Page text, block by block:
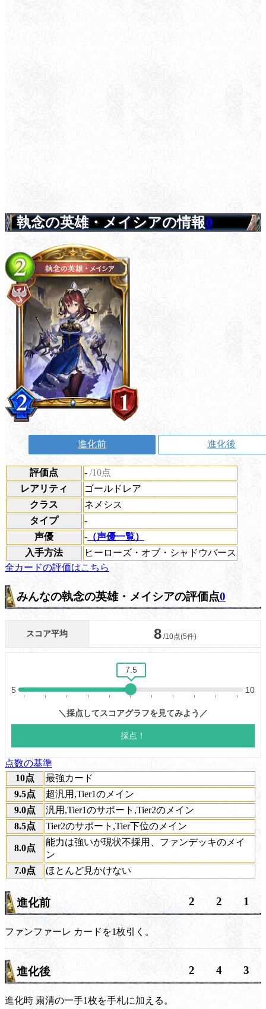
執念の英雄・メイシアの情報0
進化前 進化後
評価点 - /10点
レアリティ
ゴールドレア
クラス
ネメシス
タイプ
-
声優
- （声優一覧）
入手方法
ヒーローズ・オブ・シャドウバース
全カードの評価はこちら
みんなの執念の英雄・メイシアの評価点0
点数の基準
10点
最強カード
9.5点
超汎用,Tier1のメイン
9.0点
汎用,Tier1のサポート,Tier2のメイン
8.5点
Tier2のサポート,Tier下位のメイン
8.0点
能力は強いが現状不採用、ファンデッキのメイ
ン
7.0点
ほとんど見かけない
進化前 2 2 1
ファンファーレ カードを1枚引く。
進化後 2 4 3
進化時 粛清の一手1枚を手札に加える。